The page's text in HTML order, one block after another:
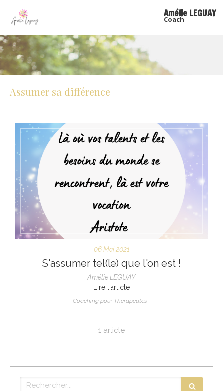
Amélie LEGUAY
Coach
Assumer sa différence
06 Mai 2021
S'assumer tel(le) que l'on est !
Amélie LEGUAY
Lire l'article
Coaching pour Thérapeutes
1 article
Rechercher